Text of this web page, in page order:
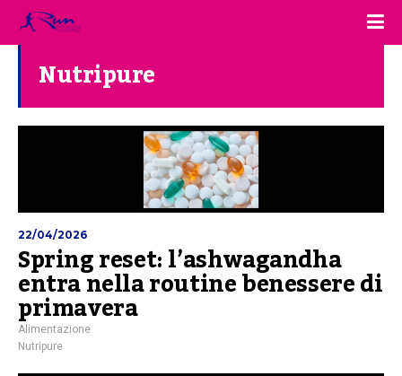
Nutripure
22/04/2026
Spring reset: l’ashwagandha
entra nella routine benessere di
primavera
Alimentazione
Nutripure